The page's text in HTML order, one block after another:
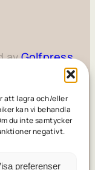
att lagra och/eller
kan vi behandla
du inte samtycker
negativt.
preferenser
avGolfpress